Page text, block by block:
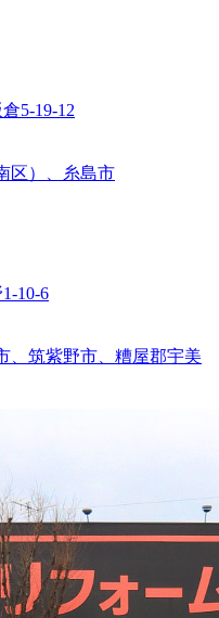
5-19-12
区）、糸島市
10-6
、筑紫野市、糟屋郡宇美